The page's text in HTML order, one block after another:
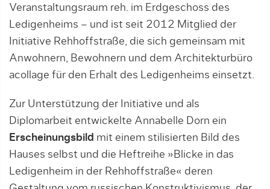
Veranstaltungsraum reh. im Erdgeschoss des
Ledigenheims – und ist seit 2012 Mitglied der
Initiative Rehhoffstraße, die sich gemeinsam mit
Anwohnern, Bewohnern und dem Architekturbüro
acollage für den Erhalt des Ledigenheims einsetzt.
Zur Unterstützung der Initiative und als
Diplomarbeit entwickelte Annabelle Dorn ein
Erscheinungsbild mit einem stilisierten Bild des
Hauses selbst und die Heftreihe »Blicke in das
Ledigenheim in der Rehhoffstraße« deren